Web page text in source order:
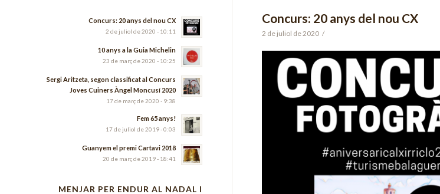
Concurs: 20 anys del nou CX
2 de juliol de 2020 /
Concurs: 20 anys del nou CX
2 de juliol de 2020 - 10:11
10 anys a la Guia Michelin
23 de març de 2020 - 10:25
Sergi Aritzeta, segon classificat al Concurs
Joves Cuiners Àngel Moncusí 2020
17 de març de 2020 - 9:38
Fem 65 anys!
17 de juliol de 2019 - 0:03
Guanyem el premi Cartavi 2018
20 de març de 2019 - 18:41
MENJAR PER ENDUR AL NADAL I